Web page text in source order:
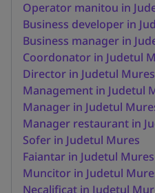
Operator manitou in
Business developer in
Business manager in
Coordonator in Judetul
Director in Judetul Mures
Management in Judetul
Manager in Judetul
Manager restaurant in
Sofer in Judetul Mures
Faiantar in Judetul Mures
Muncitor in Judetul
Necalificat in Judetul